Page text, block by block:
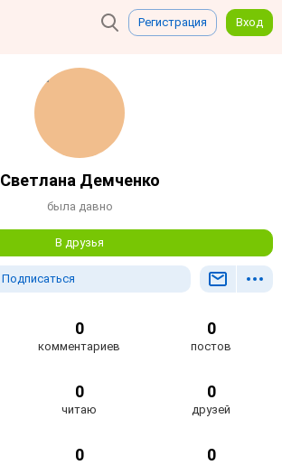
Регистрация Вход
Светлана Демченко
была давно
В друзья
Подписаться
0
комментариев
0
постов
0
читаю
0
друзей
0 0